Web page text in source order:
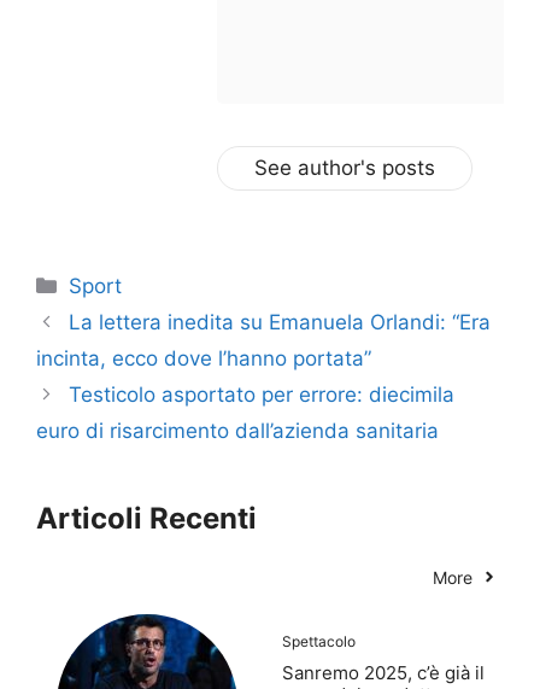
See author's posts
Categorie
Sport
La lettera inedita su Emanuela Orlandi: “Era
incinta, ecco dove l’hanno portata”
Testicolo asportato per errore: diecimila
euro di risarcimento dall’azienda sanitaria
Articoli Recenti
More
Spettacolo
Sanremo 2025, c’è già il